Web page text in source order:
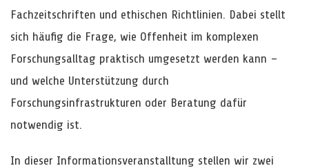
Fachzeitschriften und ethischen Richtlinien. Dabei stellt
sich häufig die Frage, wie Offenheit im komplexen
Forschungsalltag praktisch umgesetzt werden kann –
und welche Unterstützung durch
Forschungsinfrastrukturen oder Beratung dafür
notwendig ist.
In dieser Informationsveranstalltung stellen wir zwei